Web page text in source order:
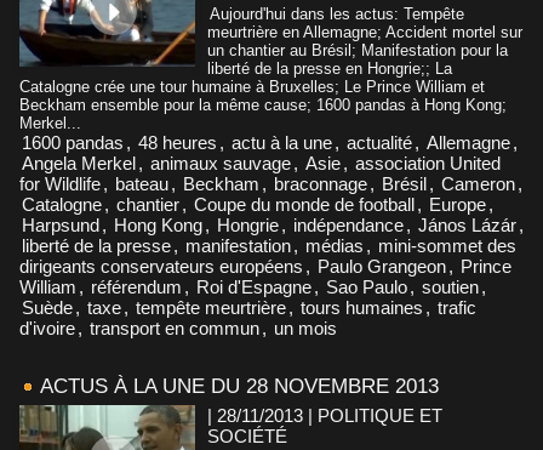
Aujourd'hui dans les actus: Tempête
meurtrière en Allemagne; Accident mortel sur
un chantier au Brésil; Manifestation pour la
liberté de la presse en Hongrie;; La
Catalogne crée une tour humaine à Bruxelles; Le Prince William et
Beckham ensemble pour la même cause; 1600 pandas à Hong Kong;
Merkel...
1600 pandas , 48 heures , actu à la une, actualité, Allemagne,
Angela Merkel, animaux sauvage, Asie, association United
for Wildlife, bateau, Beckham , braconnage, Brésil, Cameron,
Catalogne, chantier, Coupe du monde de football, Europe,
Harpsund, Hong Kong, Hongrie, indépendance, János Lázár,
liberté de la presse, manifestation, médias , mini-sommet des
dirigeants conservateurs européens , Paulo Grangeon, Prince
William , référendum , Roi d'Espagne, Sao Paulo, soutien,
Suède, taxe, tempête meurtrière, tours humaines , trafic
d'ivoire, transport en commun, un mois
ACTUS À LA UNE DU 28 NOVEMBRE 2013
| 28/11/2013 | POLITIQUE ET
SOCIÉTÉ